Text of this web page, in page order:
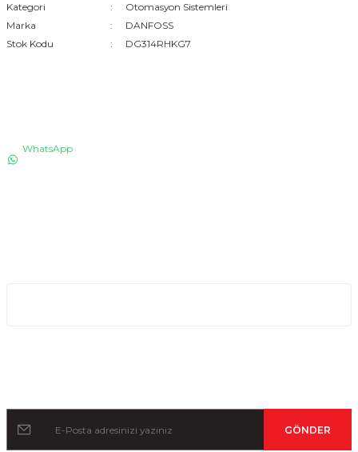
Kategori
Otomasyon Sistemleri
Marka
DANFOSS
Stok Kodu
DG314RHKG7
WhatsApp
GÖNDER